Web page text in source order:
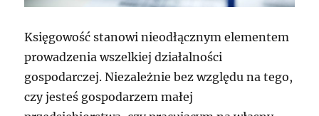
Księgowość stanowi nieodłącznym elementem
prowadzenia wszelkiej działalności
gospodarczej. Niezależnie bez względu na tego,
czy jesteś gospodarzem małej